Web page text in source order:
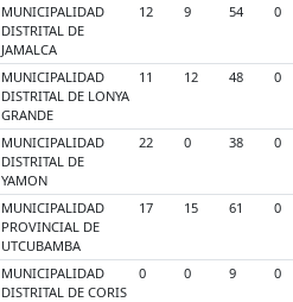
MUNICIPALIDAD
DISTRITAL DE
JAMALCA
12 9 54 0
MUNICIPALIDAD
DISTRITAL DE LONYA
GRANDE
11 12 48 0
MUNICIPALIDAD
DISTRITAL DE
YAMON
22 0 38 0
MUNICIPALIDAD
PROVINCIAL DE
UTCUBAMBA
17 15 61 0
MUNICIPALIDAD
DISTRITAL DE CORIS
0 0 9 0